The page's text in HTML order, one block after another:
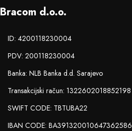
Bracom d.o.o.
ID: 4200118230004
PDV: 200118230004
Banka: NLB Banka d.d. Sarajevo
Transakcijski račun: 1322602018852198
SWIFT CODE: TBTUBA22
IBAN CODE: BA391320010647362586